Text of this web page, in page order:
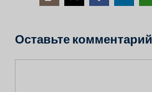
Оставьте комментарий